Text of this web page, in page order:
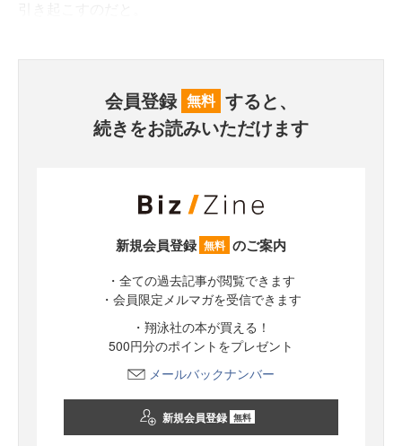
会員登録 無料 すると、
続きをお読みいただけます
新規会員登録 無料 のご案内
・全ての過去記事が閲覧できます
・会員限定メルマガを受信できます
・翔泳社の本が買える！
500円分のポイントをプレゼント
メールバックナンバー
新規会員登録 無料